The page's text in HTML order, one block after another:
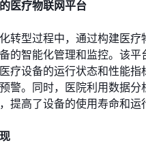
医疗物联网平台
转型过程中，通过构建医疗
的智能化管理和监控。该平
疗设备的运行状态和性能指
警。同时，医院利用数据分
提高了设备的使用寿命和运